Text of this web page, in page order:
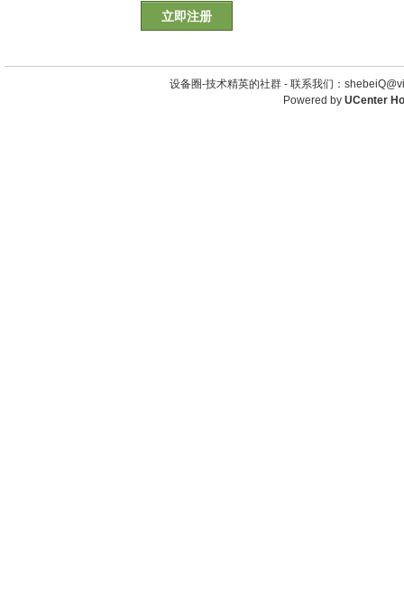
立即注册
设备圈-技术精英的社群 - 联系我们：
Powered by UCenter